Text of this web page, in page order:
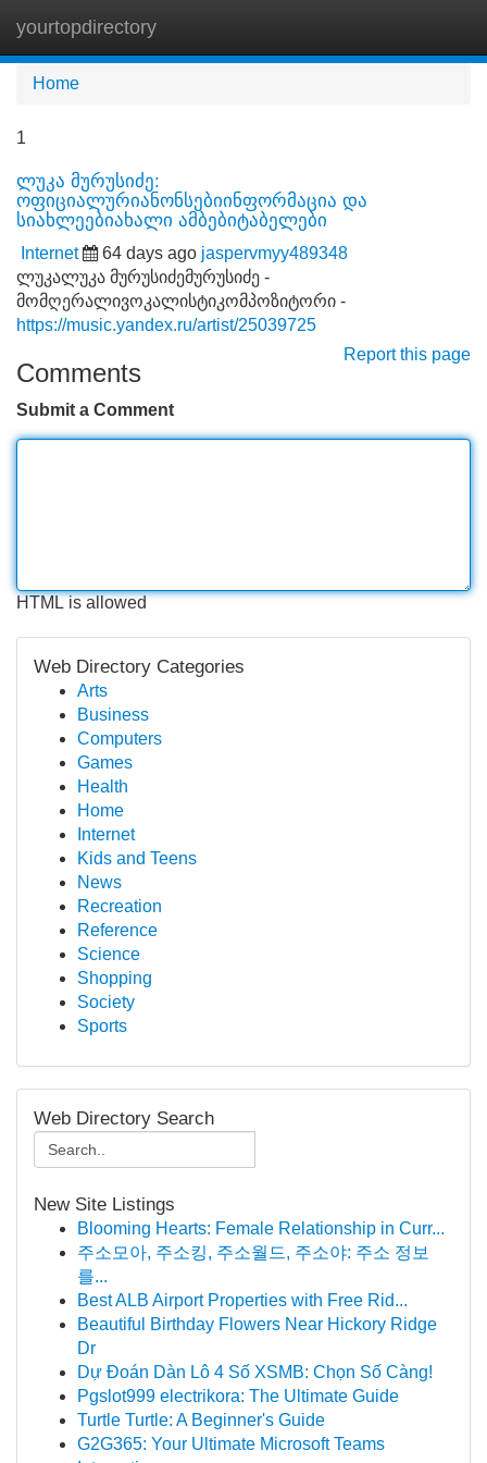
yourtopdirectory
Home
1
ლუკა მურუსიძე:
ოფიციალურიანონსებიინფორმაცია და
სიახლეებიახალი ამბებიტაბელები
Internet 64 days ago jaspervmyy489348
ლუკალუკა მურუსიძემურუსიძე -
მომღერალივოკალისტიკომპოზიტორი -
https://music.yandex.ru/artist/25039725
Report this page
Comments
Submit a Comment
HTML is allowed
Web Directory Categories
Arts
Business
Computers
Games
Health
Home
Internet
Kids and Teens
News
Recreation
Reference
Science
Shopping
Society
Sports
Web Directory Search
New Site Listings
Blooming Hearts: Female Relationship in Curr...
주소모아, 주소킹, 주소월드, 주소야: 주소 정보
를...
Best ALB Airport Properties with Free Rid...
Beautiful Birthday Flowers Near Hickory Ridge
Dr
Dự Đoán Dàn Lô 4 Số XSMB: Chọn Số Càng!
Pgslot999 electrikora: The Ultimate Guide
Turtle Turtle: A Beginner's Guide
G2G365: Your Ultimate Microsoft Teams